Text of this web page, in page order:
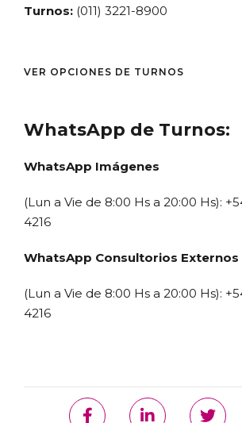
Turnos: (011) 3221-8900
VER OPCIONES DE TURNOS
WhatsApp de Turnos:
WhatsApp Imágenes
(Lun a Vie de 8:00 Hs a 20:00 Hs):
4216
WhatsApp Consultorios Externos
(Lun a Vie de 8:00 Hs a 20:00 Hs):
4216